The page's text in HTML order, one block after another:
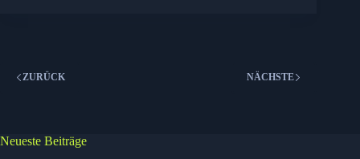
ZURÜCK NÄCHSTE
Neueste Beiträge